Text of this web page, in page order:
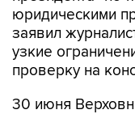
юридическими
заявил
узкие
проверку на
30 июня